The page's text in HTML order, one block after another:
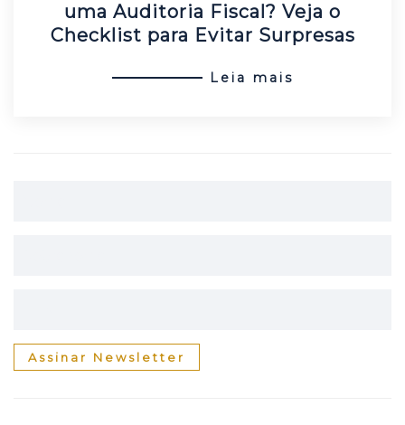
uma Auditoria Fiscal? Veja o
Checklist para Evitar Surpresas
Leia mais
Assinar Newsletter